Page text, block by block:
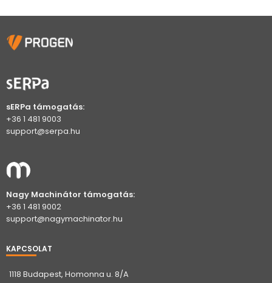
sERPa támogatás:
+36 1 481 9003
support@serpa.hu
Nagy Machinátor támogatás:
+36 1 481 9002
support@nagymachinator.hu
KAPCSOLAT
1118 Budapest, Homonna u. 8/A